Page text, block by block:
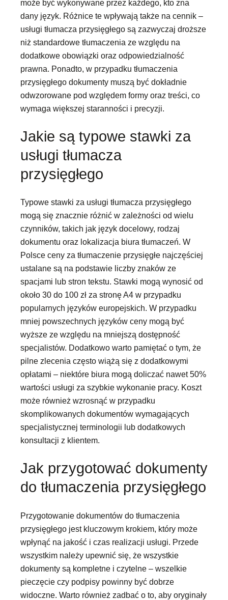
może być wykonywane przez każdego, kto zna
dany język. Różnice te wpływają także na cennik –
usługi tłumacza przysięgłego są zazwyczaj droższe
niż standardowe tłumaczenia ze względu na
dodatkowe obowiązki oraz odpowiedzialność
prawna. Ponadto, w przypadku tłumaczenia
przysięgłego dokumenty muszą być dokładnie
odwzorowane pod względem formy oraz treści, co
wymaga większej staranności i precyzji.
Jakie są typowe stawki za
usługi tłumacza
przysięgłego
Typowe stawki za usługi tłumacza przysięgłego
mogą się znacznie różnić w zależności od wielu
czynników, takich jak język docelowy, rodzaj
dokumentu oraz lokalizacja biura tłumaczeń. W
Polsce ceny za tłumaczenie przysięgłe najczęściej
ustalane są na podstawie liczby znaków ze
spacjami lub stron tekstu. Stawki mogą wynosić od
około 30 do 100 zł za stronę A4 w przypadku
popularnych języków europejskich. W przypadku
mniej powszechnych języków ceny mogą być
wyższe ze względu na mniejszą dostępność
specjalistów. Dodatkowo warto pamiętać o tym, że
pilne zlecenia często wiążą się z dodatkowymi
opłatami – niektóre biura mogą doliczać nawet 50%
wartości usługi za szybkie wykonanie pracy. Koszt
może również wzrosnąć w przypadku
skomplikowanych dokumentów wymagających
specjalistycznej terminologii lub dodatkowych
konsultacji z klientem.
Jak przygotować dokumenty
do tłumaczenia przysięgłego
Przygotowanie dokumentów do tłumaczenia
przysięgłego jest kluczowym krokiem, który może
wpłynąć na jakość i czas realizacji usługi. Przede
wszystkim należy upewnić się, że wszystkie
dokumenty są kompletne i czytelne – wszelkie
pieczęcie czy podpisy powinny być dobrze
widoczne. Warto również zadbać o to, aby oryginały